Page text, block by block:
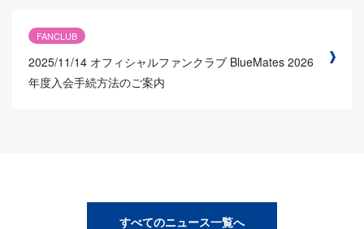
FANCLUB
2025/11/14 オフィシャルファンクラブ BlueMates 2026
年度入会手続方法のご案内
すべてのニュース一覧へ